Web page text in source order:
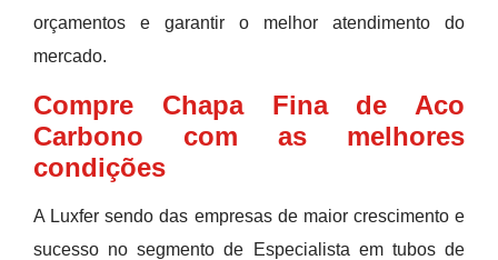
orçamentos e garantir o melhor atendimento do
mercado.
Compre Chapa Fina de Aco
Carbono com as melhores
condições
A Luxfer sendo das empresas de maior crescimento e
sucesso no segmento de Especialista em tubos de